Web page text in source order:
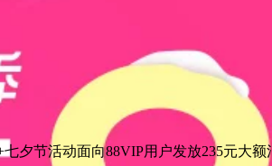
夕节活动面向88VIP用户发放235元大